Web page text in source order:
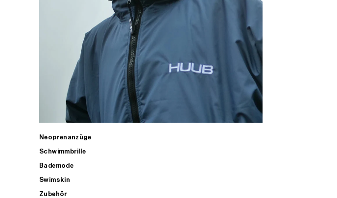
Neoprenanzüge
Schwimmbrille
Bademode
Swimskin
Zubehör